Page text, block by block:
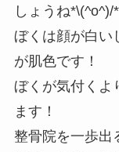
しょうね*\(^o^)/*
ぼくは顔が白い
が肌色です！
ぼくが気付くよ
ます！
整骨院を一歩出